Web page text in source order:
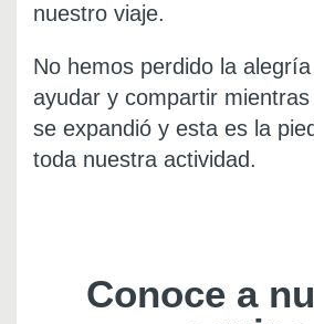
nuestro viaje.
No hemos perdido la
ayudar y compartir
se expandió y esta es la
toda nuestra actividad.
Conoce a